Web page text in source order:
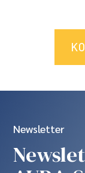
Newsletter